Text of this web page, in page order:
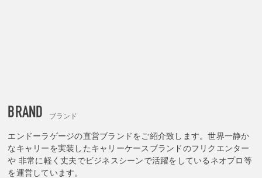
BRAND ブランド
エンドーラゲージの直営ブランドをご紹介致します。世界一静か
なキャリーを実装したキャリーケースブランドのフリクエンター
や 非常に軽く丈夫でビジネスシーンで活躍をしているネオプロ等
を運営しています。